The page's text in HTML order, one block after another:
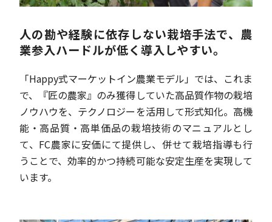
人の勘や経験に依存しない栽培手法で、 農
業参入ハードルが低く導入しやすい。
「Happy式マーケットイン農業モデル」では、これま
で、『匠の農家』のみ獲得していた高品質作物の栽培
ノウハウを、テクノロジーを活用して形式知化。高機
能・高品質・高単価品の栽培技術のマニュアルとし
て、FC農家に安価にて提供し、併せて栽培指導も行
うことで、効率的かつ持続可能な安定生産を実現して
います。